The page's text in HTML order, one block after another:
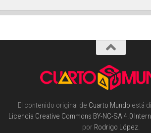
El contenido original de Cuarto Mundo está
Licencia Creative Commons BY-NC-SA 4.0
por Rodrigo López.